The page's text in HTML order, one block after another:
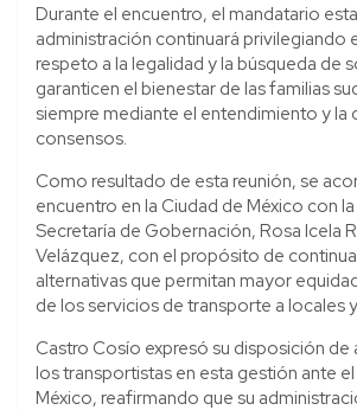
Durante el encuentro, el mandatario
administración continuará privilegiando
respeto a la legalidad y la búsqueda de
garanticen el bienestar de las familias
siempre mediante el entendimiento y la
consensos.
Como resultado de esta reunión, se
encuentro en la Ciudad de México con
Secretaría de Gobernación, Rosa Icela
Velázquez, con el propósito de
alternativas que permitan mayor
de los servicios de transporte a locales
Castro Cosío expresó su disposición de
los transportistas en esta gestión ante
México, reafirmando que su